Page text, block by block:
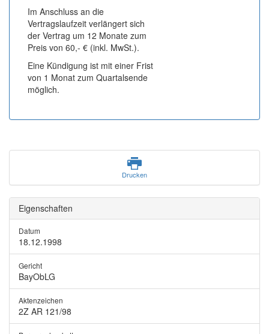
Im Anschluss an die
Vertragslaufzeit verlängert sich
der Vertrag um 12 Monate zum
Preis von 60,- € (inkl. MwSt.).
Eine Kündigung ist mit einer Frist
von 1 Monat zum Quartalsende
möglich.
Drucken
Eigenschaften
Datum
18.12.1998
Gericht
BayObLG
Aktenzeichen
2Z AR 121/98